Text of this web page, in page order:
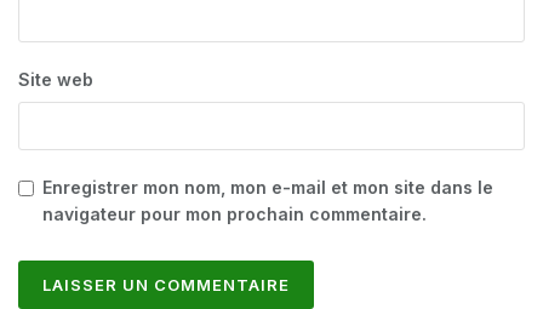
Site web
Enregistrer mon nom, mon e-mail et mon site dans le
navigateur pour mon prochain commentaire.